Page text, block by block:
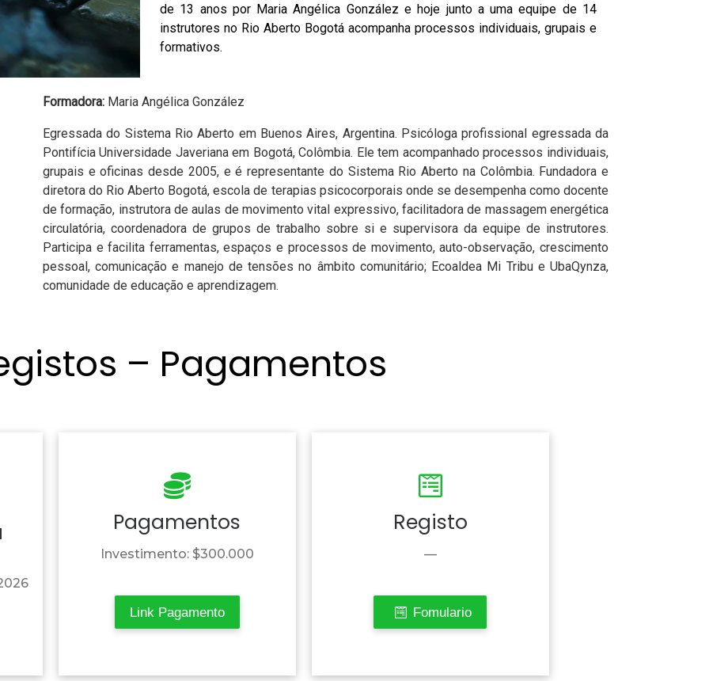
de 13 anos por Maria Angélica González e hoje junto a uma equipe de 14
instrutores no Rio Aberto Bogotá acompanha processos individuais, grupais e
formativos.
Formadora:Maria Angélica González
Egressada do Sistema Rio Aberto em Buenos Aires, Argentina. Psicóloga profissional egressada da
Pontifícia Universidade Javeriana em Bogotá, Colômbia. Ele tem acompanhado processos individuais,
grupais e oficinas desde 2005, e é representante do Sistema Rio Aberto na Colômbia. Fundadora e
diretora do Rio Aberto Bogotá, escola de terapias psicocorporais onde se desempenha como docente
de formação, instrutora de aulas de movimento vital expressivo, facilitadora de massagem energética
circulatória, coordenadora de grupos de trabalho sobre si e supervisora da equipe de instrutores.
Participa e facilita ferramentas, espaços e processos de movimento, auto-observação, crescimento
pessoal, comunicação e manejo de tensões no âmbito comunitário; Ecoaldea Mi Tribu e UbaQynza,
comunidade de educação e aprendizagem.
– Pagamentos
Pagamentos
Investimento: $300.000
Link Pagamento
Registo
—
Fomulario